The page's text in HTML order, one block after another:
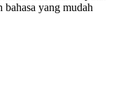
bahasa yang mudah